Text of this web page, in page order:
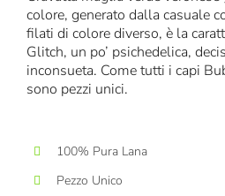
58,00€.29,00€.
colore, generato dalla casuale
filati di colore diverso, è la
Glitch, un po’ psichedelica,
inconsueta. Come tutti i capi
sono pezzi unici.
100% Pura Lana
Pezzo Unico